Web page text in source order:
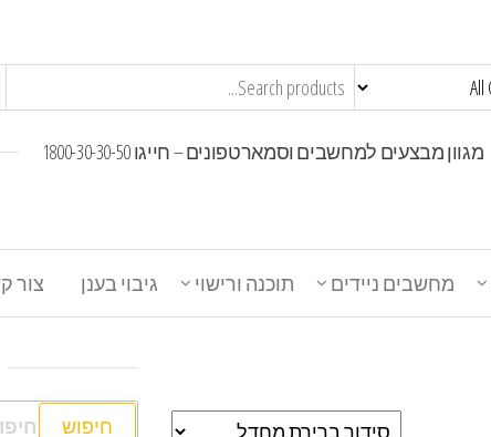
מגוון מבצעים למחשבים וסמארטפונים – חייגו 1800-30-30-50
מחשבים ניידים תוכנה ורישוי גיבוי בענן צור
חיפוש: